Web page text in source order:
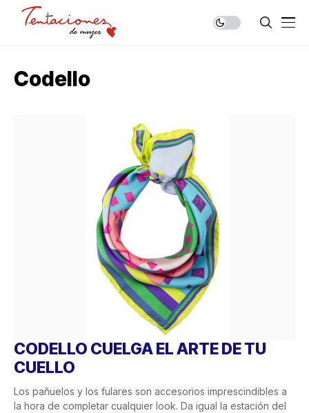
Codello
CODELLO CUELGA EL ARTE DE TU
CUELLO
Los pañuelos y los fulares son accesorios imprescindibles a
la hora de completar cualquier look. Da igual la estación del